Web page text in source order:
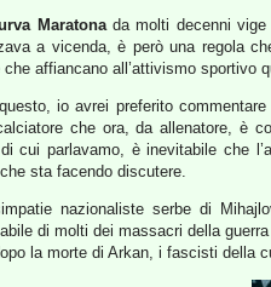
Maratonada molti decenni vige
a vicenda, è però una regola
che affiancano all’attivismo sportivo
io avrei preferito commentare
che ora, da allenatore, è
cui parlavamo, è inevitabile che
che sta facendo discutere.
nazionaliste serbe di
di molti dei massacri della
la morte di Arkan, i fascisti della